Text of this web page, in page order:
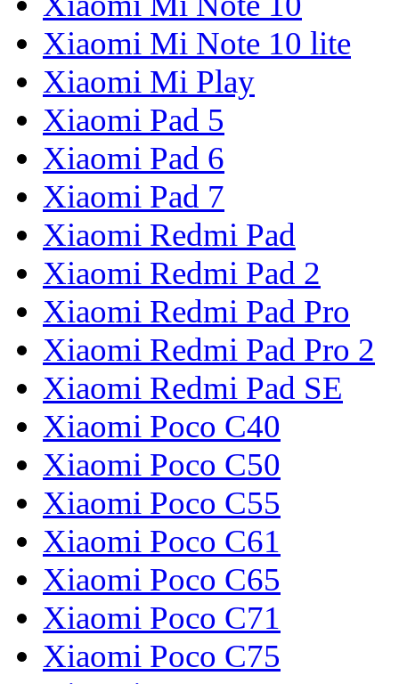
Xiaomi Mi Note 10 lite
Xiaomi Mi Play
Xiaomi Pad 5
Xiaomi Pad 6
Xiaomi Pad 7
Xiaomi Redmi Pad
Xiaomi Redmi Pad 2
Xiaomi Redmi Pad Pro
Xiaomi Redmi Pad Pro 2
Xiaomi Redmi Pad SE
Xiaomi Poco C40
Xiaomi Poco C50
Xiaomi Poco C55
Xiaomi Poco C61
Xiaomi Poco C65
Xiaomi Poco C71
Xiaomi Poco C75